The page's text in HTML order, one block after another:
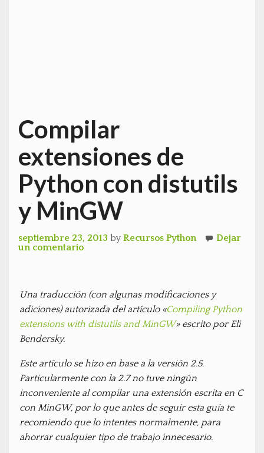
Compilar
extensiones de
Python con distutils
y MinGW
septiembre 23, 2013 by Recursos Python
Dejar
un comentario
Una traducción (con algunas modificaciones y
adiciones) autorizada del artículo «Compiling Python
extensions with distutils and MinGW» escrito por Eli
Bendersky.
Este artículo se hizo en base a la versión 2.5.
Particularmente con la 2.7 no tuve ningún
inconveniente al compilar una extensión escrita en C
con MinGW, por lo que antes de seguir esta guía te
recomiendo que lo intentes normalmente, para
ahorrar cualquier tipo de trabajo innecesario.